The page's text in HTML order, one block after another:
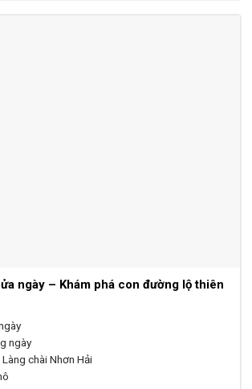
ngày – Khám phá con đường lộ thiên
ngày
Làng chài Nhơn Hải